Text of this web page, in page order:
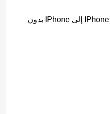
كيف تنقل جهات الاتصال من IPhone إلى IPhone بدون